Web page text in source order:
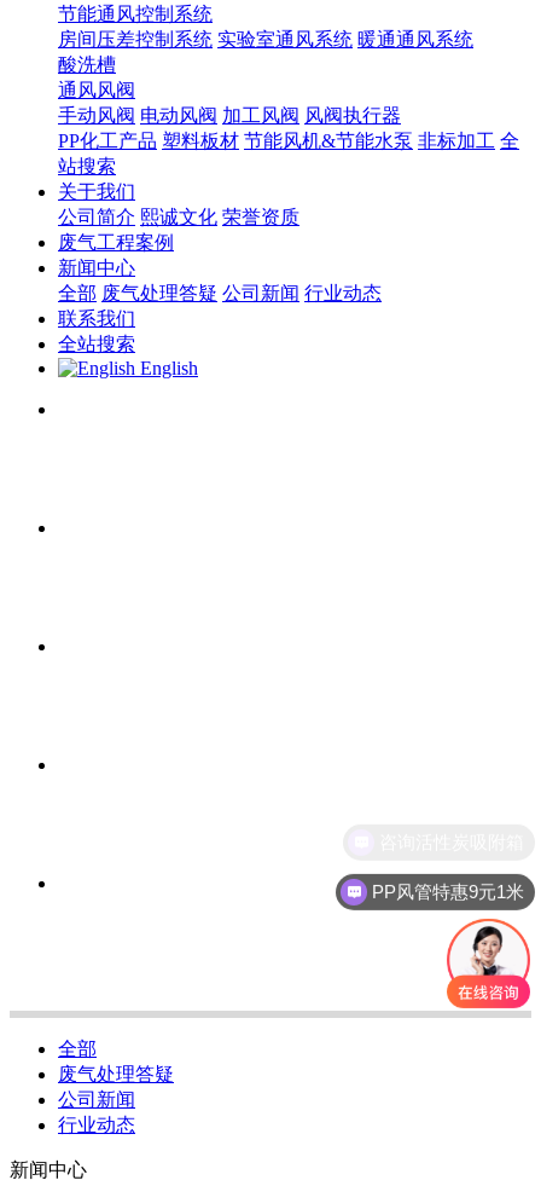
节能通风控制系统
房间压差控制系统 实验室通风系统 暖通通风系统
酸洗槽
通风风阀
手动风阀 电动风阀 加工风阀 风阀执行器
PP化工产品 塑料板材 节能风机&节能水泵 非标加工 全
站搜索
关于我们
公司简介 熙诚文化 荣誉资质
废气工程案例
新闻中心
全部 废气处理答疑 公司新闻 行业动态
联系我们
全站搜索
English
全部
废气处理答疑
公司新闻
行业动态
新闻中心
PP风管特惠9元1米